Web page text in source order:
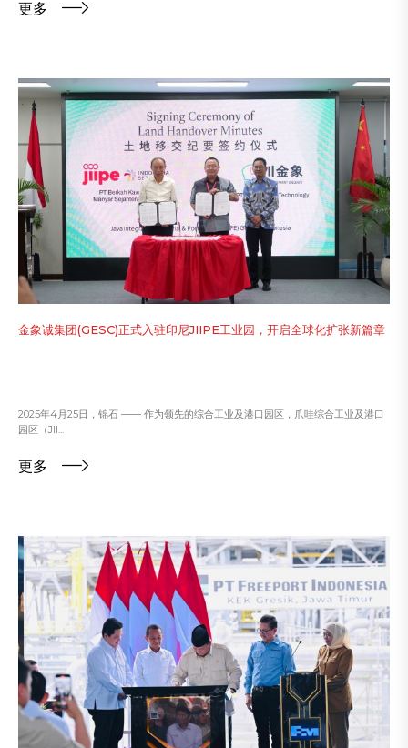
更多
金象诚集团(GESC)正式入驻印尼JIIPE工业园，开启全球化扩张新篇章
2025年4月25日，锦石 —— 作为领先的综合工业及港口园区，爪哇综合工业及港口
园区（JII...
更多